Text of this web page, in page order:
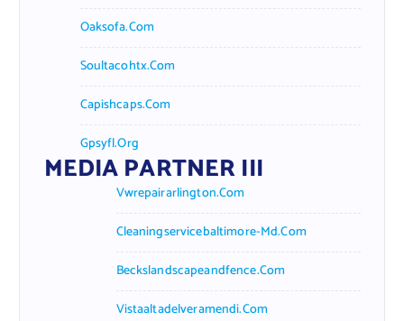
Oaksofa.com
Soultacohtx.com
Capishcaps.com
Gpsyfl.org
MEDIA PARTNER III
Vwrepairarlington.com
Cleaningservicebaltimore-Md.com
Beckslandscapeandfence.com
Vistaaltadelveramendi.com